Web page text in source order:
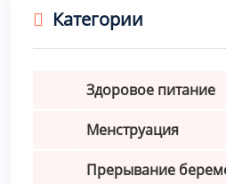
Категории
Здоровое питание
Менструация
Прерывание